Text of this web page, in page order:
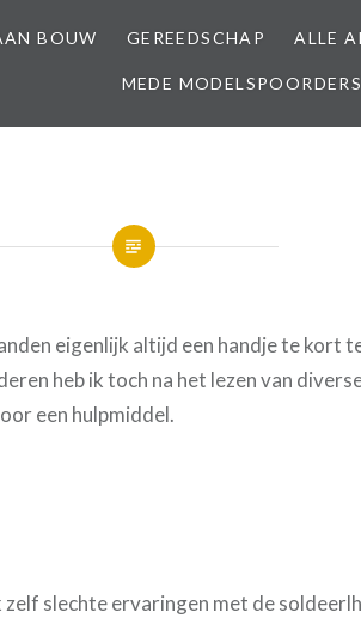
BOUW GEREEDSCHAP ALLE
MEDE MODELSPOORDERS
eigenlijk altijd een handje te kort
heb ik toch na het lezen van
een hulpmiddel.
slechte ervaringen met de